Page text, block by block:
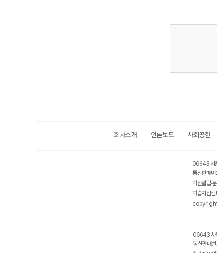
회사소개 언론보도 사회공헌
06643 서
통신판매
학원설립·
학습지원
06643 서
통신판매